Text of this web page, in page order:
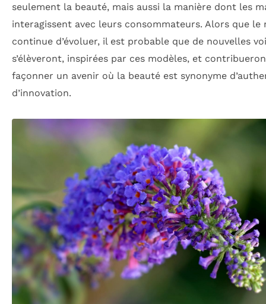
seulement la beauté, mais aussi la manière dont les
interagissent avec leurs consommateurs. Alors que le
continue d’évoluer, il est probable que de nouvelles
s’élèveront, inspirées par ces modèles, et
façonner un avenir où la beauté est synonyme
d’innovation.